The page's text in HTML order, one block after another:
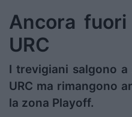
Ancora
URC
I trevigiani salgono
URC ma rimangono
la zona Playoff.